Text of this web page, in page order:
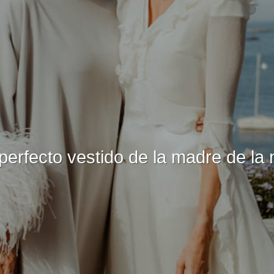
vestido de la madre de la